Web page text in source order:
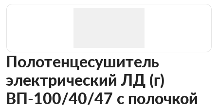
Полотенцесушитель
электрический ЛД (г)
ВП-100/40/47 с полочкой